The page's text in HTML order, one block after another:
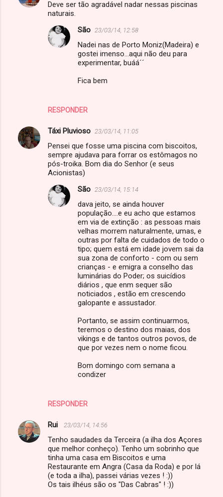
Deve ser tão agradável nadar nessas piscinas
naturais.
RESPONDER
São 23/03/14, 12:58
Nadei nas de Porto Moniz(Madeira) e
gostei imenso...aqui não deu para
experimentar, buáá´´
Fica bem
Táxi Pluvioso 23/03/14, 11:05
Pensei que fosse uma piscina com biscoitos,
sempre ajudava para forrar os estômagos no
pós-troika. Bom dia do Senhor (e seus
Acionistas)
RESPONDER
São 23/03/14, 15:14
dava jeito, se ainda houver
população....e eu acho que estamos
em via de extinção : as pessoas mais
velhas morrem naturalmente, umas, e
outras por falta de cuidados de todo o
tipo; quem está em idade jovem sai da
sua zona de conforto - com ou sem
crianças - e emigra a conselho das
luminárias do Poder; os suicídios
diários , que enm sequer são
noticiados , estão em crescendo
galopante e assustador.
Portanto, se assim continuarmos,
teremos o destino dos maias, dos
vikings e de tantos outros povos, de
que por vezes nem o nome ficou.
Bom domingo com semana a
condizer
Rui 23/03/14, 14:56
Tenho saudades da Terceira (a ilha dos Açores
que melhor conheço). Tenho um sobrinho que
tinha uma casa em Biscoitos e uma
Restaurante em Angra (Casa da Roda) e por lá
(e toda a ilha), passei várias vezes ! :))
Os tais ilhéus são os "Das Cabras" ! :))